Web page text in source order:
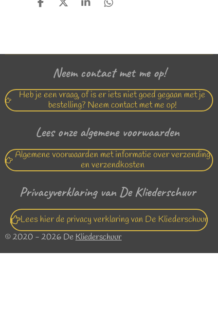
D
D
S
D
Neem contact met me op!
Heb je een vraag, of is er iets niet goed gegaan met je
bestelling? Neem contact met me op!
Lees onze algemene voorwaarden
Algemene voorwaarden met informatie over verzending
en verzendkosten
Privacyverklaring van De Kliederschuur
Lees hier de privacy verklaring van De Kliederschuur
© 2020 - 2026 DeKliederschuur